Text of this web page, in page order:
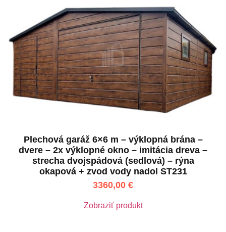
Plechová garáž 6×6 m – výklopná brána –
dvere – 2x výklopné okno – imitácia dreva –
strecha dvojspádová (sedlová) – rýna
okapová + zvod vody nadol ST231
3360,00 €
Zobraziť produkt